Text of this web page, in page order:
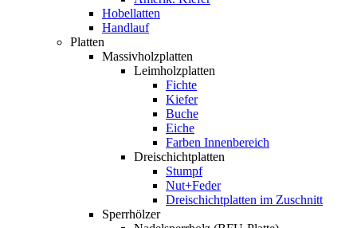
Hobellatten
Handlauf
Platten
Massivholzplatten
Leimholzplatten
Fichte
Kiefer
Buche
Eiche
Farben Innenbereich
Dreischichtplatten
Stumpf
Nut+Feder
Dreischichtplatten im Zuschnitt
Sperrhölzer